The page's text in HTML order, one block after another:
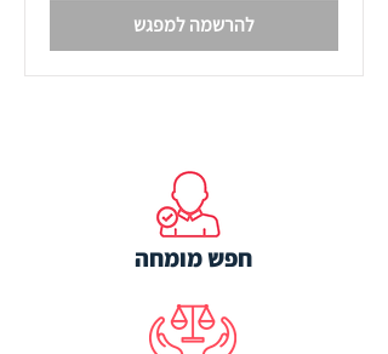
להרשמה למפגש
חפשמומחה